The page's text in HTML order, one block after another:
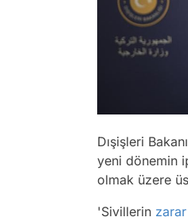
Dışişleri Bakanı
yeni dönemin
olmak üzere
'Sivillerin zarar